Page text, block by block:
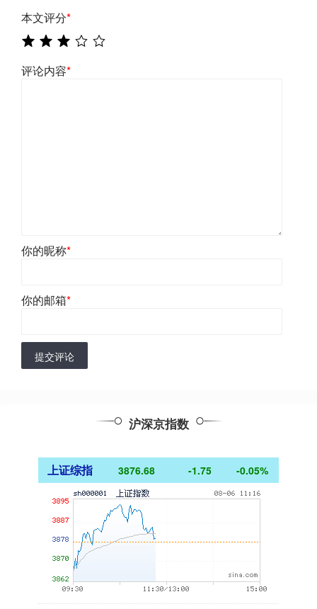
本文评分*
评论内容*
你的昵称*
你的邮箱*
提交评论
沪深京指数
上证综指 3876.68 -1.75 -0.05%